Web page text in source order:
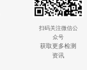
扫码关注微信公
众号
获取更多检测
资讯